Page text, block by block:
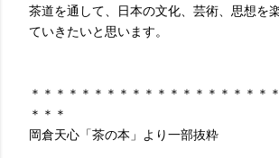
茶道を通して、日本の文化、芸術、思想を
ていきたいと思います。
＊＊＊＊＊＊＊＊＊＊＊＊＊＊＊＊＊＊＊
＊＊＊
岡倉天心「茶の本」より一部抜粋